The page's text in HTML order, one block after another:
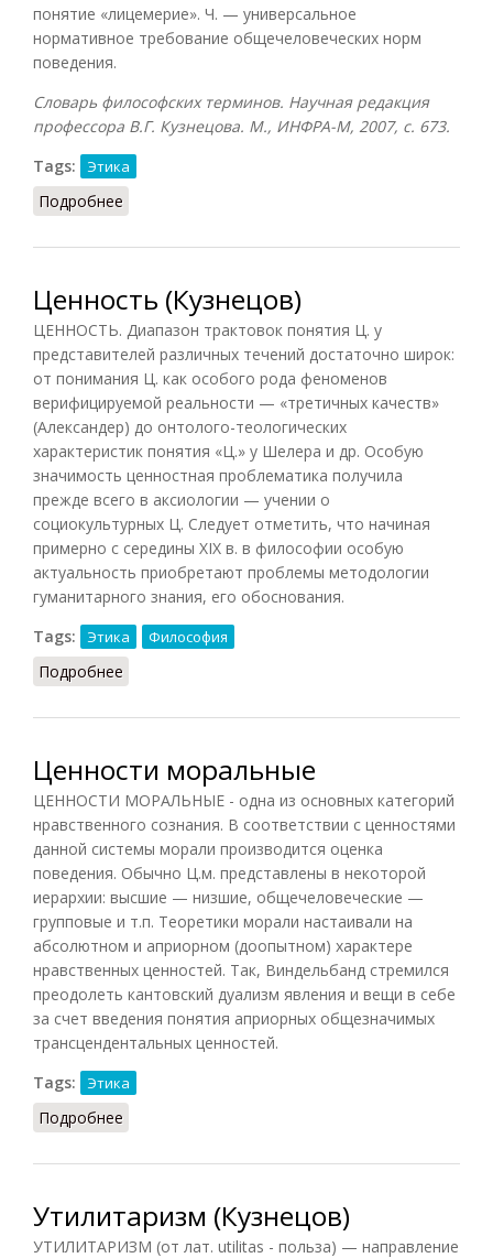
понятие «лицемерие». Ч. — универсальное
нормативное требование общечеловеческих норм
поведения.
Словарь философских терминов. Научная редакция
профессора В.Г. Кузнецова. М., ИНФРА-М, 2007, с. 673.
Tags:
Этика
Подробнее
Ценность (Кузнецов)
ЦЕННОСТЬ. Диапазон трактовок понятия Ц. у
представителей различных течений достаточно широк:
от понимания Ц. как особого рода феноменов
верифицируемой реальности — «третичных качеств»
(Александер) до онтолого-теологических
характеристик понятия «Ц.» у Шелера и др. Особую
значимость ценностная проблематика получила
прежде всего в аксиологии — учении о
социокультурных Ц. Следует отметить, что начиная
примерно с середины XIX в. в философии особую
актуальность приобретают проблемы методологии
гуманитарного знания, его обоснования.
Tags:
Этика Философия
Подробнее
Ценности моральные
ЦЕННОСТИ МОРАЛЬНЫЕ - одна из основных категорий
нравственного сознания. В соответствии с ценностями
данной системы морали производится оценка
поведения. Обычно Ц.м. представлены в некоторой
иерархии: высшие — низшие, общечеловеческие —
групповые и т.п. Теоретики морали настаивали на
абсолютном и априорном (доопытном) характере
нравственных ценностей. Так, Виндельбанд стремился
преодолеть кантовский дуализм явления и вещи в себе
за счет введения понятия априорных общезначимых
трансцендентальных ценностей.
Tags:
Этика
Подробнее
Утилитаризм (Кузнецов)
УТИЛИТАРИЗМ (от лат. utilitas - польза) — направление